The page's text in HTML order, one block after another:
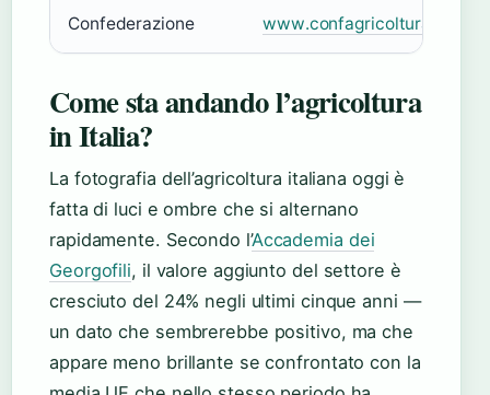
Confederazione www.confagricoltura.it
Come sta andando l’agricoltura
in Italia?
La fotografia dell’agricoltura italiana oggi è
fatta di luci e ombre che si alternano
rapidamente. Secondo l’Accademia dei
Georgofili, il valore aggiunto del settore è
cresciuto del 24% negli ultimi cinque anni —
un dato che sembrerebbe positivo, ma che
appare meno brillante se confrontato con la